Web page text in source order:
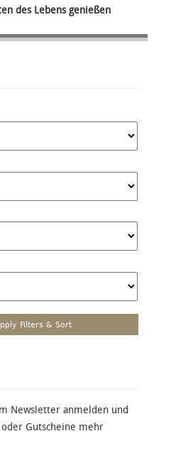
des Lebens genießen
Newsletter anmelden und
Gutscheine mehr